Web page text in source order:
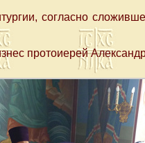
согласно
протоиерей